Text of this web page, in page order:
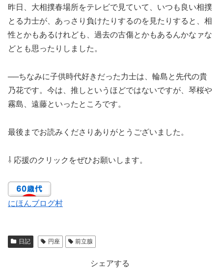
昨日、大相撲春場所をテレビで見ていて、いつも良い相撲
とる力士が、あっさり負けたりするのを見たりすると、相
性とかもあるけれども、過去の古傷とかもあるんかなァな
どとも思ったりしました。
──ちなみに子供時代好きだった力士は、輪島と先代の貴
乃花です。今は、推しというほどではないですが、琴桜や
霧島、遠藤といったところです。
最後までお読みくださりありがとうございました。
⇩ 応援のクリックをぜひお願いします。
にほんブログ村
日記 円座 前立腺
シェアする